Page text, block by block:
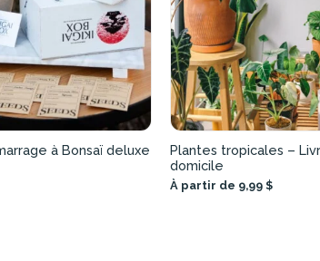
à Bonsaï deluxe
Plantes tropicales –
domicile
À partir de 9,99 $